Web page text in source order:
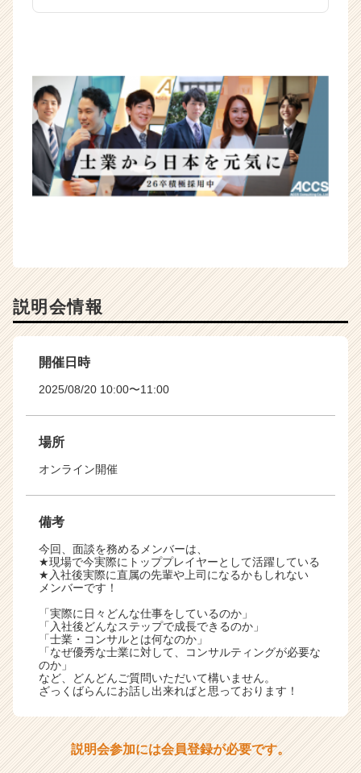
説明会情報
開催日時
2025/08/20 10:00〜11:00
場所
オンライン開催
備考
今回、面談を務めるメンバーは、
★現場で今実際にトッププレイヤーとして活躍している
★入社後実際に直属の先輩や上司になるかもしれない
メンバーです！
「実際に日々どんな仕事をしているのか」
「入社後どんなステップで成長できるのか」
「士業・コンサルとは何なのか」
「なぜ優秀な士業に対して、コンサルティングが必要な
のか」
など、どんどんご質問いただいて構いません。
ざっくばらんにお話し出来ればと思っております！
説明会参加には会員登録が必要です。